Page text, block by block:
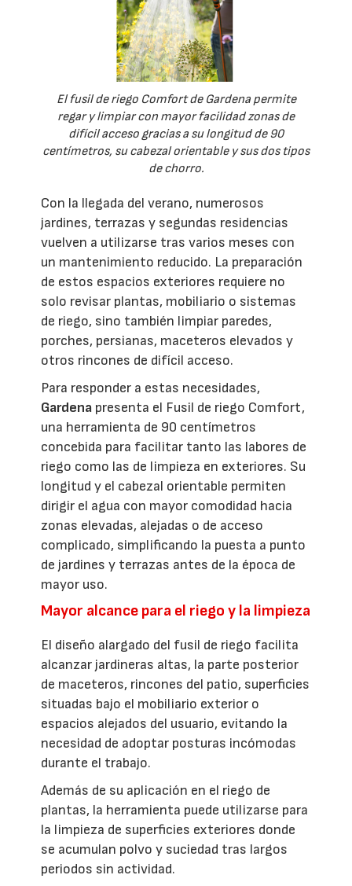
El fusil de riego Comfort de Gardena permite
regar y limpiar con mayor facilidad zonas de
difícil acceso gracias a su longitud de 90
centímetros, su cabezal orientable y sus dos tipos
de chorro.
Con la llegada del verano, numerosos
jardines, terrazas y segundas residencias
vuelven a utilizarse tras varios meses con
un mantenimiento reducido. La preparación
de estos espacios exteriores requiere no
solo revisar plantas, mobiliario o sistemas
de riego, sino también limpiar paredes,
porches, persianas, maceteros elevados y
otros rincones de difícil acceso.
Para responder a estas necesidades,
Gardena presenta el Fusil de riego Comfort,
una herramienta de 90 centímetros
concebida para facilitar tanto las labores de
riego como las de limpieza en exteriores. Su
longitud y el cabezal orientable permiten
dirigir el agua con mayor comodidad hacia
zonas elevadas, alejadas o de acceso
complicado, simplificando la puesta a punto
de jardines y terrazas antes de la época de
mayor uso.
Mayor alcance para el riego y la limpieza
El diseño alargado del fusil de riego facilita
alcanzar jardineras altas, la parte posterior
de maceteros, rincones del patio, superficies
situadas bajo el mobiliario exterior o
espacios alejados del usuario, evitando la
necesidad de adoptar posturas incómodas
durante el trabajo.
Además de su aplicación en el riego de
plantas, la herramienta puede utilizarse para
la limpieza de superficies exteriores donde
se acumulan polvo y suciedad tras largos
periodos sin actividad.